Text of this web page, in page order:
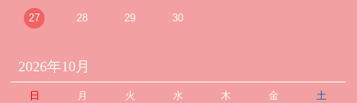
27 28 29 30
2026年10月
日 月 火 水 木 金 土